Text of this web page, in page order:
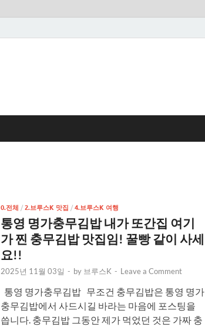
0.전체 / 2.브루스K 맛집 / 4.브루스K 여행
통영 명가충무김밥 내가 또간집 여기
가 찐 충무김밥 맛집임! 꿀빵 같이 사세
요!!
2025년 11월 03일 - by 브루스K - Leave a Comment
통영 명가충무김밥 무조건 충무김밥은 통영 명가
충무김밥에서 사드시길 바라는 마음에 포스팅을
씁니다. 충무김밥 그동안 제가 먹었던 것은 가짜 충